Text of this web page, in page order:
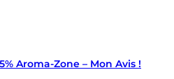
Aroma-Zone – Mon Avis !